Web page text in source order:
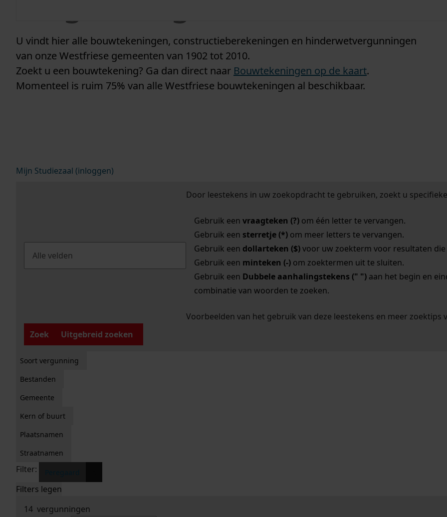
U vindt hier alle bouwtekeningen, constructieberekeningen en hinderwetvergunningen
van onze Westfriese gemeenten van 1902 tot 2010.
Zoekt u een bouwtekening? Ga dan direct naar Bouwtekeningen op de kaart.
Momenteel is ruim 75% van alle Westfriese bouwtekeningen al beschikbaar.
Mijn Studiezaal (inloggen)
Door leestekens in uw zoekopdracht te gebruiken, zoekt u
Gebruik een vraagteken (?)om één letter te vervangen.
Gebruik een sterretje (*)om meer letters te vervangen.
Gebruik een dollarteken ($)voor uw zoekterm voor resultaten die
Gebruik een minteken (-)om zoektermen uit te sluiten.
Gebruik een Dubbele aanhalingstekens (" ")aan het begin en
combinatie van woorden te zoeken.
Voorbeelden van het gebruik van deze leestekens en meer zoektips
Zoek
Uitgebreid zoeken
Soort vergunning
Bestanden
Gemeente
Kern of buurt
Plaatsnamen
Straatnamen
Filter:
Filters legen
14 vergunningen